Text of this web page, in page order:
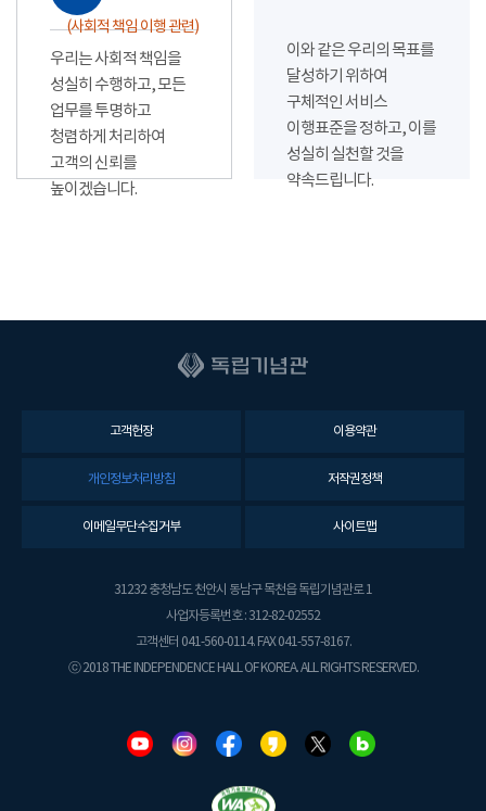
(사회적 책임 이행 관련)
우리는 사회적 책임을
성실히 수행하고, 모든
업무를 투명하고
청렴하게 처리하여
고객의 신뢰를
높이겠습니다.
이와 같은 우리의 목표를
달성하기 위하여
구체적인 서비스
이행표준을 정하고, 이를
성실히 실천할 것을
약속드립니다.
고객헌장 이용약관
개인정보처리방침 저작권정책
이메일무단수집거부 사이트맵
31232 충청남도 천안시 동남구 목천읍 독립기념관로 1
사업자등록번호 : 312-82-02552
고객센터 041-560-0114. FAX 041-557-8167.
ⓒ 2018 THE INDEPENDENCE HALL OF KOREA. ALL RIGHTS RESERVED.